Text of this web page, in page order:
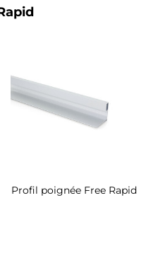
Profil poignée Free Rapid